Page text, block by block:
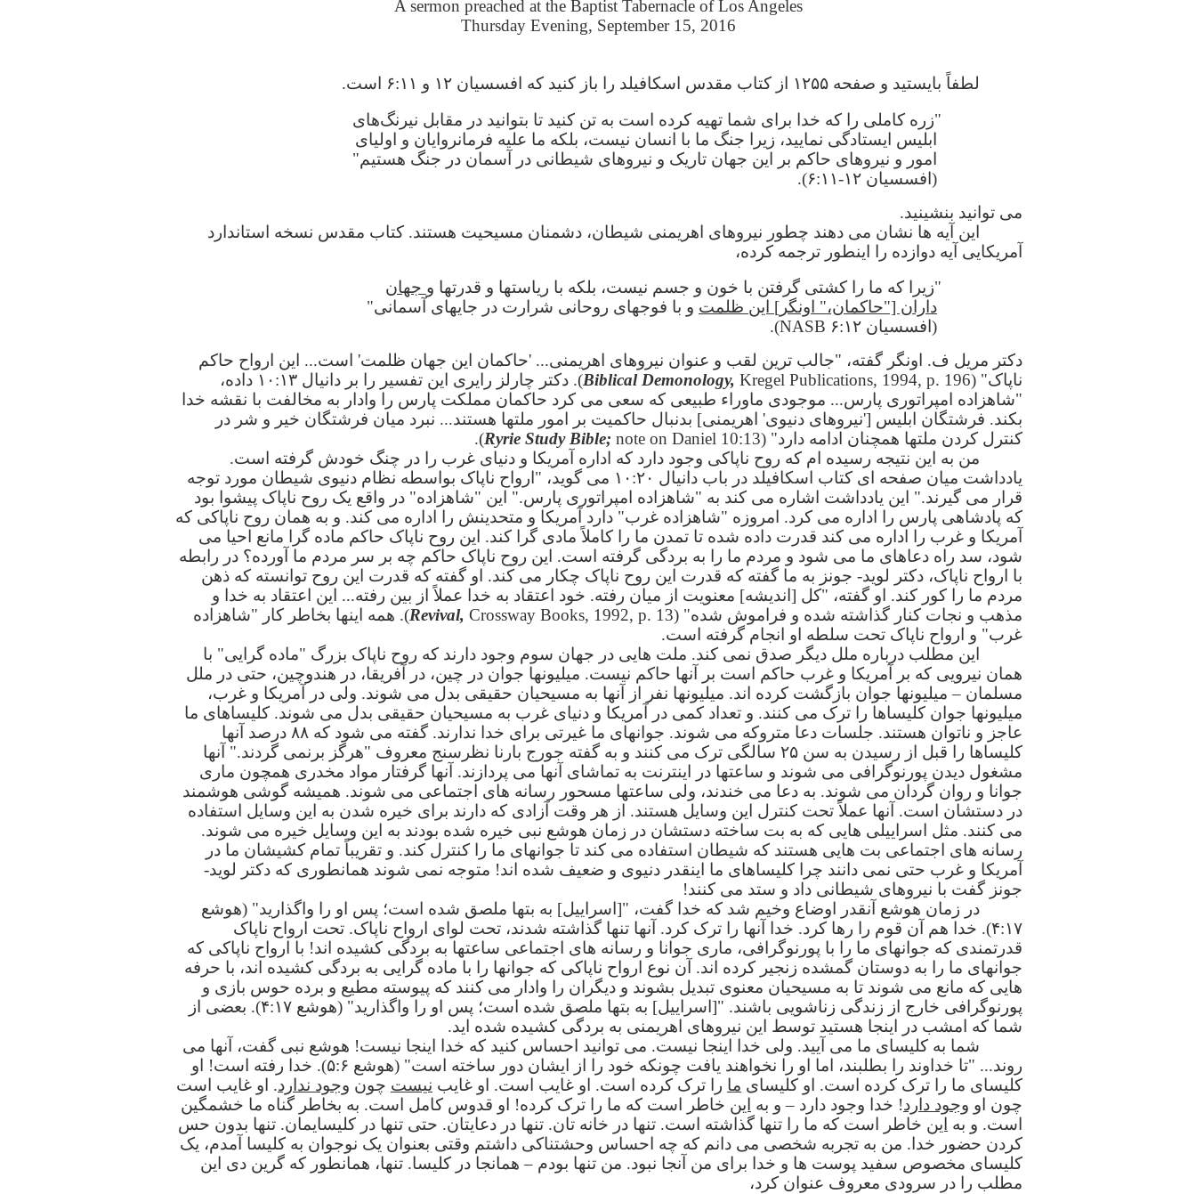
A sermon preached at the Baptist Tabernacle of Los Angeles
Thursday Evening, September 15, 2016
لطفاً بایستید و صفحه ۱۲۵۵ از کتاب مقدس اسکافیلد را باز کنید که افسسیان ۱۲ و ۶:۱۱ است.
"زره کاملی را که خدا برای شما تهیه کرده است به تن کنید تا بتوانید در مقابل نیرنگ‌های
ابلیس ایستادگی نمایید، زیرا جنگ ما با انسان نیست، بلکه ما علیه فرمانروایان و اولیای
امور و نیروهای حاکم بر این جهان تاریک و نیروهای شیطانی در آسمان در جنگ هستیم‌"
(افسسیان ۱۲-۶:۱۱).
می توانید بنشینید.
این آیه ها نشان می دهند چطور نیروهای اهریمنی شیطان، دشمنان مسیحیت هستند. کتاب مقدس نسخه استاندارد
آمریکایی آیه دوازده را اینطور ترجمه کرده،
"زیرا که ما را کشتی گرفتن با خون و جسم نیست، بلکه با ریاستها و قدرتها و جهان
داران ["حاکمان،" اونگر] این ظلمت و با فوجهای روحانی شرارت در جایهای آسمانی"
(افسسیان ۶:۱۲ NASB).
دکتر مریل ف. اونگر گفته، "جالب ترین لقب و عنوان نیروهای اهریمنی... 'حاکمان این جهان ظلمت' است... این ارواح حاکم
ناپاک" (
Biblical Demonology,
Kregel Publications, 1994, p. 196). دکتر چارلز رایری این تفسیر را بر دانیال ۱۰:۱۳ داده،
"شاهزاده امپراتوری پارس... موجودی ماوراء طبیعی که سعی می کرد حاکمان مملکت پارس را وادار به مخالفت با نقشه خدا
بکند. فرشتگان ابلیس ['نیروهای دنیوی' اهریمنی] بدنبال حاکمیت بر امور ملتها هستند... نبرد میان فرشتگان خیر و شر در
کنترل کردن ملتها همچنان ادامه دارد" (
Ryrie Study Bible; note on Daniel 10:13).
من به این نتیجه رسیده ام که روح ناپاکی وجود دارد که اداره آمریکا و دنیای غرب را در چنگ خودش گرفته است.
یادداشت میان صفحه ای کتاب اسکافیلد در باب دانیال ۱۰:۲۰ می گوید، "ارواح ناپاک بواسطه نظام دنیوی شیطان مورد توجه
قرار می گیرند." این یادداشت اشاره می کند به "شاهزاده امپراتوری پارس." این "شاهزاده" در واقع یک روح ناپاک پیشوا بود
که پادشاهی پارس را اداره می کرد. امروزه "شاهزاده غرب" دارد آمریکا و متحدینش را اداره می کند. و به همان روح ناپاکی که
آمریکا و غرب را اداره می کند قدرت داده شده تا تمدن ما را کاملاً مادی گرا کند. این روح ناپاک حاکم ماده گرا مانع احیا می
شود، سد راه دعاهای ما می شود و مردم ما را به بردگی گرفته است. این روح ناپاک حاکم چه بر سر مردم ما آورده؟ در رابطه
با ارواح ناپاک، دکتر لوید- جونز به ما گفته که قدرت این روح ناپاک چکار می کند. او گفته که قدرت این روح توانسته که ذهن
مردم ما را کور کند. او گفته، "کل [اندیشه] معنویت از میان رفته. خود اعتقاد به خدا عملاً از بین رفته... این اعتقاد به خدا و
مذهب و نجات کنار گذاشته شده و فراموش شده" (
Revival,Crossway Books, 1992, p. 13). همه اینها بخاطر کار "شاهزاده
غرب" و ارواح ناپاک تحت سلطه او انجام گرفته است.
این مطلب درباره ملل دیگر صدق نمی کند. ملت هایی در جهان سوم وجود دارند که روح ناپاک بزرگ "ماده گرایی" با
همان نیرویی که بر آمریکا و غرب حاکم است بر آنها حاکم نیست. میلیونها جوان در چین، در آفریقا، در هندوچین، حتی در ملل
مسلمان – میلیونها جوان بازگشت کرده اند. میلیونها نفر از آنها به مسیحیان حقیقی بدل می شوند. ولی در آمریکا و غرب،
میلیونها جوان کلیساها را ترک می کنند. و تعداد کمی در آمریکا و دنیای غرب به مسیحیان حقیقی بدل می شوند. کلیساهای ما
عاجز و ناتوان هستند. جلسات دعا متروکه می شوند. جوانهای ما غیرتی برای خدا ندارند. گفته می شود که ۸۸ درصد آنها
کلیساها را قبل از رسیدن به سن ۲۵ سالگی ترک می کنند و به گفته جورج بارنا نظرسنج معروف "هرگز برنمی گردند." آنها
مشغول دیدن پورنوگرافی می شوند و ساعتها در اینترنت به تماشای آنها می پردازند. آنها گرفتار مواد مخدری همچون ماری
جوانا و روان گردان می شوند. به دعا می خندند، ولی ساعتها مسحور رسانه های اجتماعی می شوند. همیشه گوشی هوشمند
در دستشان است. آنها عملاً تحت کنترل این وسایل هستند. از هر وقت آزادی که دارند برای خیره شدن به این وسایل استفاده
می کنند. مثل اسراییلی هایی که به بت ساخته دستشان در زمان هوشع نبی خیره شده بودند به این وسایل خیره می شوند.
رسانه های اجتماعی بت هایی هستند که شیطان استفاده می کند تا جوانهای ما را کنترل کند. و تقریباً تمام کشیشان ما در
آمریکا و غرب حتی نمی دانند چرا کلیساهای ما اینقدر دنیوی و ضعیف شده اند! متوجه نمی شوند همانطوری که دکتر لوید-
جونز گفت با نیروهای شیطانی داد و ستد می کنند!
در زمان هوشع آنقدر اوضاع وخیم شد که خدا گفت، "[اسراییل] به بتها ملصق شده است؛ پس او را واگذارید" (هوشع
۴:۱۷). خدا هم آن قوم را رها کرد. خدا آنها را ترک کرد. آنها تنها گذاشته شدند، تحت لوای ارواح ناپاک. تحت ارواح ناپاک
قدرتمندی که جوانهای ما را با پورنوگرافی، ماری جوانا و رسانه های اجتماعی ساعتها به بردگی کشیده اند! با ارواح ناپاکی که
جوانهای ما را به دوستان گمشده زنجیر کرده اند. آن نوع ارواح ناپاکی که جوانها را با ماده گرایی به بردگی کشیده اند، با حرفه
هایی که مانع می شوند تا به مسیحیان معنوی تبدیل بشوند و دیگران را وادار می کنند که پیوسته مطیع و برده حوس بازی و
پورنوگرافی خارج از زندگی زناشویی باشند. "[اسراییل] به بتها ملصق شده است؛ پس او را واگذارید" (هوشع ۴:۱۷). بعضی از
شما که امشب در اینجا هستید توسط این نیروهای اهریمنی به بردگی کشیده شده اید.
شما به کلیسای ما می آیید. ولی خدا اینجا نیست. می توانید احساس کنید که خدا اینجا نیست! هوشع نبی گفت، آنها می
روند... "تا خداوند را بطلبند، اما او را نخواهند یافت چونکه خود را از ایشان دور ساخته است" (هوشع ۵:۶). خدا رفته است! او
کلیسای ما را ترک کرده است. او کلیسای ما را ترک کرده است. او غایب است. او غایب نیست چون وجود ندارد. او غایب است
چون او وجود دارد! خدا وجود دارد – و به این خاطر است که ما را ترک کرده! او قدوس کامل است. به بخاطر گناه ما خشمگین
است. و به این خاطر است که ما را تنها گذاشته است. تنها در خانه تان. تنها در دعایتان. حتی تنها در کلیسایمان. تنها بدون حس
کردن حضور خدا. من به تجربه شخصی می دانم که چه احساس وحشتناکی داشتم وقتی بعنوان یک نوجوان به کلیسا آمدم، یک
کلیسای مخصوص سفید پوست ها و خدا برای من آنجا نبود. من تنها بودم – همانجا در کلیسا. تنها، همانطور که گرین دی این
مطلب را در سرودی معروف عنوان کرد،